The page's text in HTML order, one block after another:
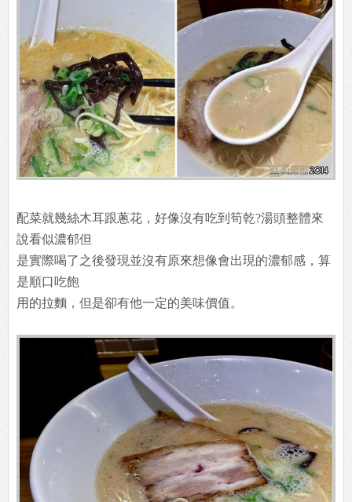
配菜就幾絲木耳跟蔥花，好像沒有吃到筍乾?湯頭整體來
說看似濃郁但
是實際喝了之後發現並沒有原來想像會出現的濃郁感，算
是順口吃飽
用的拉麵，但是卻有他一定的美味價值。